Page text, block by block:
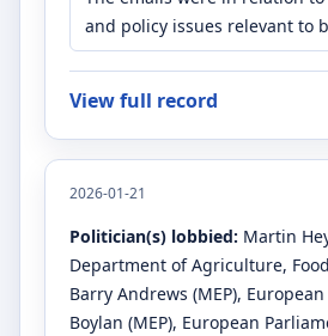
and policy issues relevant to
View full record
2026-01-21
Politician(s) lobbied: Martin
Department of Agriculture,
Barry Andrews (MEP),
Boylan (MEP), European